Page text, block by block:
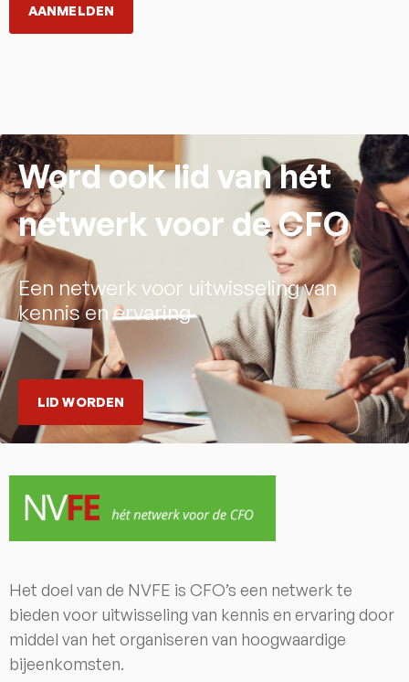
AANMELDEN
Word ook lid van hét
netwerk voor de CFO
Een netwerk voor uitwisseling van
kennis en ervaring
LID WORDEN
Het doel van de NVFE is CFO’s een netwerk te
bieden voor uitwisseling van kennis en ervaring door
middel van het organiseren van hoogwaardige
bijeenkomsten.